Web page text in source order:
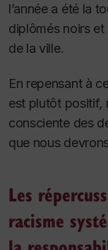
l’année a été la
diplômés noirs
de la ville.
En repensant à
est plutôt positif,
consciente des
que nous
Les
racisme